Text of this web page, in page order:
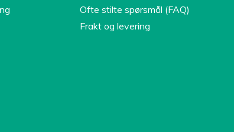
Ofte stilte spørsmål (FAQ)
Frakt og levering